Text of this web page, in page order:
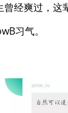
经爽过，这
习气。